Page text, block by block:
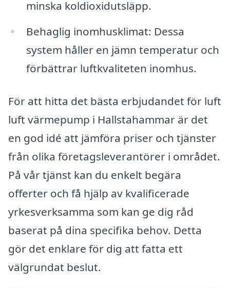
minska koldioxidutsläpp.
Behaglig inomhusklimat: Dessa
system håller en jämn temperatur och
förbättrar luftkvaliteten inomhus.
För att hitta det bästa erbjudandet för luft
luft värmepump i Hallstahammar är det
en god idé att jämföra priser och tjänster
från olika företagsleverantörer i området.
På vår tjänst kan du enkelt begära
offerter och få hjälp av kvalificerade
yrkesverksamma som kan ge dig råd
baserat på dina specifika behov. Detta
gör det enklare för dig att fatta ett
välgrundat beslut.